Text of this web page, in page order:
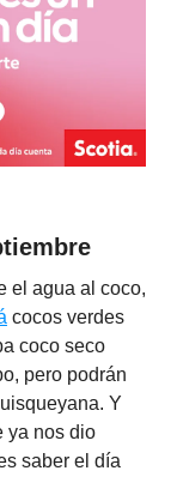
el agua al coco,
cocos verdes
coco seco
pero podrán
Y
ya nos dio
saber el día